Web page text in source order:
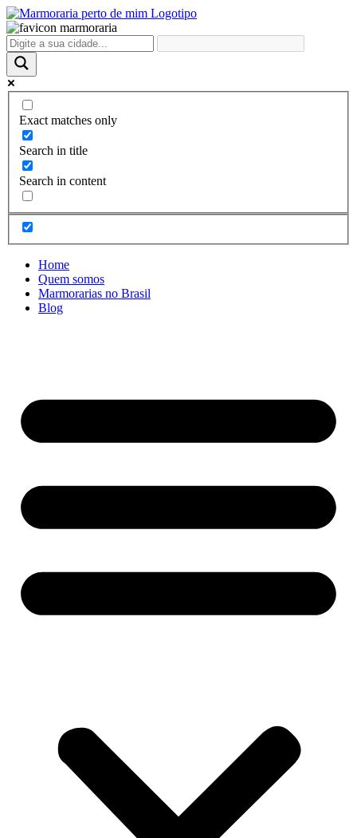
Ir
para
o
conteúdo
Exact matches only
Search in title
Search in content
Home
Quem somos
Marmorarias no Brasil
Blog